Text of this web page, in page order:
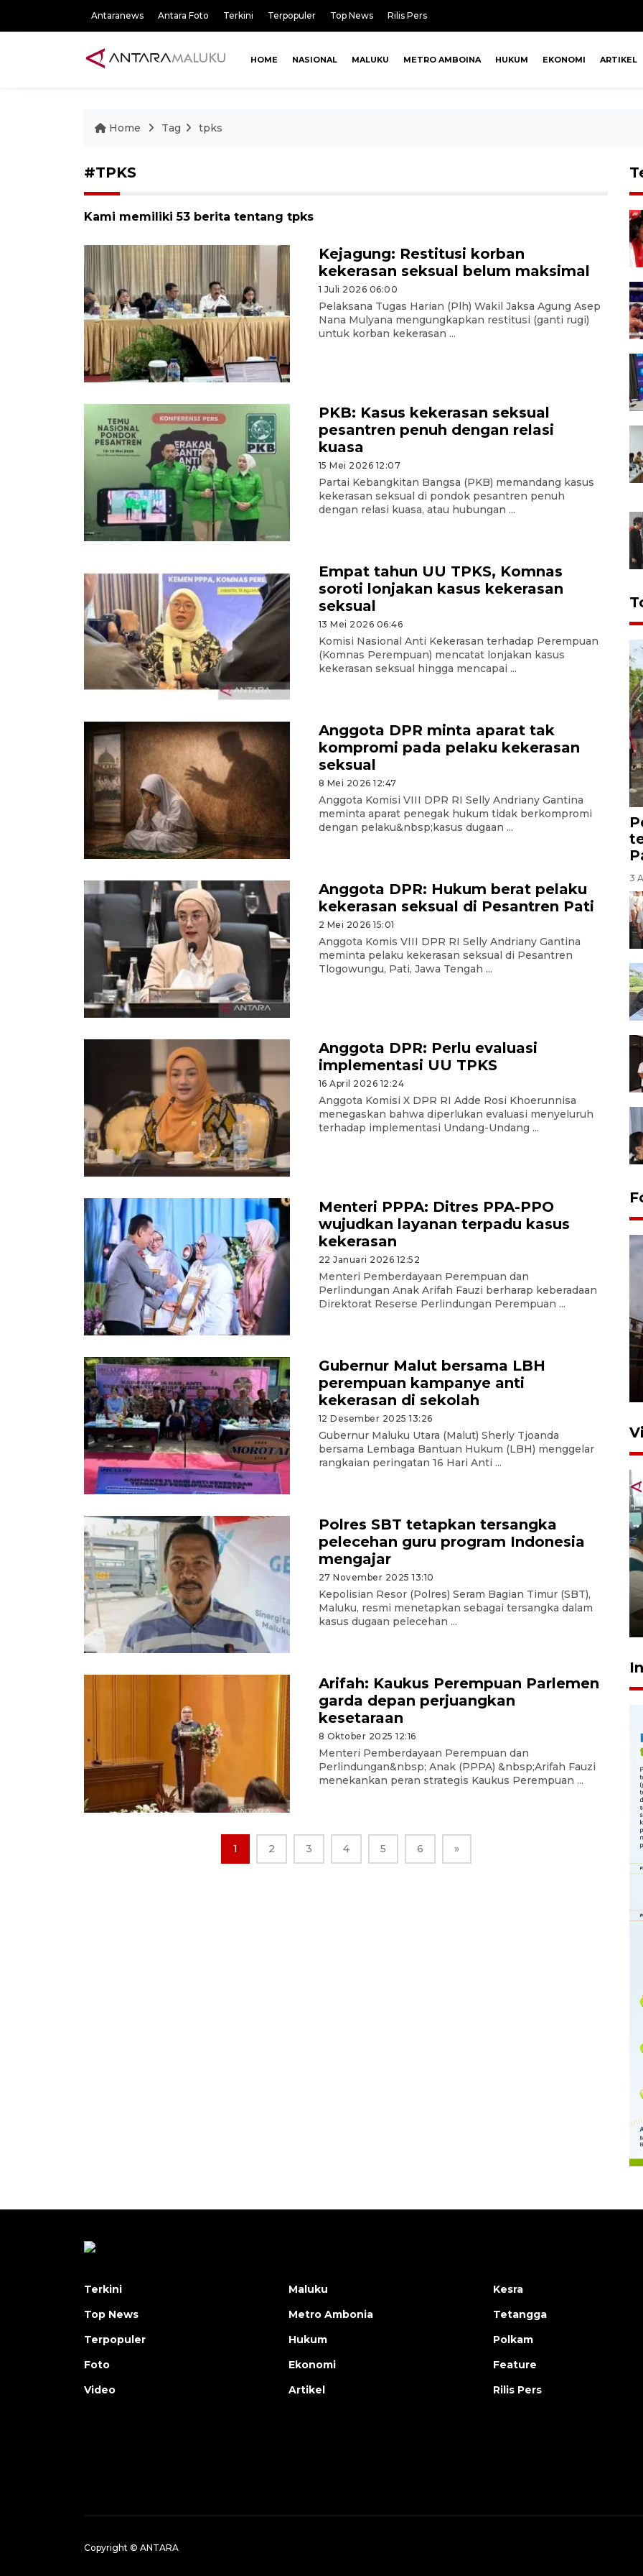
Antaranews Antara Foto Terkini Terpopuler Top News Rilis Pers
HOME NASIONAL MALUKU METRO AMBOINA HUKUM EKONOMI ARTIKEL
Home Tag tpks
#TPKS
Kami memiliki 53 berita tentang tpks
Kejagung: Restitusi korban
kekerasan seksual belum maksimal
1 Juli 2026 06:00
Pelaksana Tugas Harian (Plh) Wakil Jaksa Agung Asep
Nana Mulyana mengungkapkan restitusi (ganti rugi)
untuk korban kekerasan ...
PKB: Kasus kekerasan seksual
pesantren penuh dengan relasi
kuasa
15 Mei 2026 12:07
Partai Kebangkitan Bangsa (PKB) memandang kasus
kekerasan seksual di pondok pesantren penuh
dengan relasi kuasa, atau hubungan ...
Empat tahun UU TPKS, Komnas
soroti lonjakan kasus kekerasan
seksual
13 Mei 2026 06:46
Komisi Nasional Anti Kekerasan terhadap Perempuan
(Komnas Perempuan) mencatat lonjakan kasus
kekerasan seksual hingga mencapai ...
Anggota DPR minta aparat tak
kompromi pada pelaku kekerasan
seksual
8 Mei 2026 12:47
Anggota Komisi VIII DPR RI Selly Andriany Gantina
meminta aparat penegak hukum tidak berkompromi
dengan pelaku&nbsp;kasus dugaan ...
Anggota DPR: Hukum berat pelaku
kekerasan seksual di Pesantren Pati
2 Mei 2026 15:01
Anggota Komis VIII DPR RI Selly Andriany Gantina
meminta pelaku kekerasan seksual di Pesantren
Tlogowungu, Pati, Jawa Tengah ...
Anggota DPR: Perlu evaluasi
implementasi UU TPKS
16 April 2026 12:24
Anggota Komisi X DPR RI Adde Rosi Khoerunnisa
menegaskan bahwa diperlukan evaluasi menyeluruh
terhadap implementasi Undang-Undang ...
Menteri PPPA: Ditres PPA-PPO
wujudkan layanan terpadu kasus
kekerasan
22 Januari 2026 12:52
Menteri Pemberdayaan Perempuan dan
Perlindungan Anak Arifah Fauzi berharap keberadaan
Direktorat Reserse Perlindungan Perempuan ...
Gubernur Malut bersama LBH
perempuan kampanye anti
kekerasan di sekolah
12 Desember 2025 13:26
Gubernur Maluku Utara (Malut) Sherly Tjoanda
bersama Lembaga Bantuan Hukum (LBH) menggelar
rangkaian peringatan 16 Hari Anti ...
Polres SBT tetapkan tersangka
pelecehan guru program Indonesia
mengajar
27 November 2025 13:10
Kepolisian Resor (Polres) Seram Bagian Timur (SBT),
Maluku, resmi menetapkan sebagai tersangka dalam
kasus dugaan pelecehan ...
Arifah: Kaukus Perempuan Parlemen
garda depan perjuangkan
kesetaraan
8 Oktober 2025 12:16
Menteri Pemberdayaan Perempuan dan
Perlindungan&nbsp; Anak (PPPA) &nbsp;Arifah Fauzi
menekankan peran strategis Kaukus Perempuan ...
1 2 3 4 5 6 »
3
Pasar Higienis
5 Mei 2026 05:32
ruang pada anak di lembaga
pembinaan
23 Juli 2026 14:28
Terkini
Top News
Terpopuler
Foto
Video
Maluku
Metro Ambonia
Hukum
Ekonomi
Artikel
Kesra
Tetangga
Polkam
Feature
Rilis Pers
Copyright © ANTARA